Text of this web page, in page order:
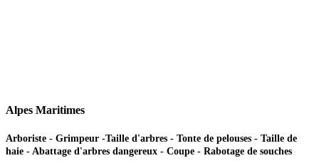
Alpes Maritimes
Arboriste - Grimpeur -Taille d'arbres - Tonte de pelouses - Taille de
haie - Abattage d'arbres dangereux - Coupe - Rabotage de souches